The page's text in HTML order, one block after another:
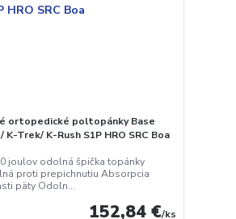
ortopedické poltopánky Base
K-Trek/ K-Rush S1P HRO SRC Boa
joulov odolná špička topánky
proti prepichnutiu Absorpcia
päty Odoln...
152,84 €/ks